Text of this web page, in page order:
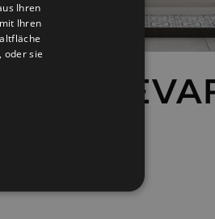
Ihren
Ihren
oder sie